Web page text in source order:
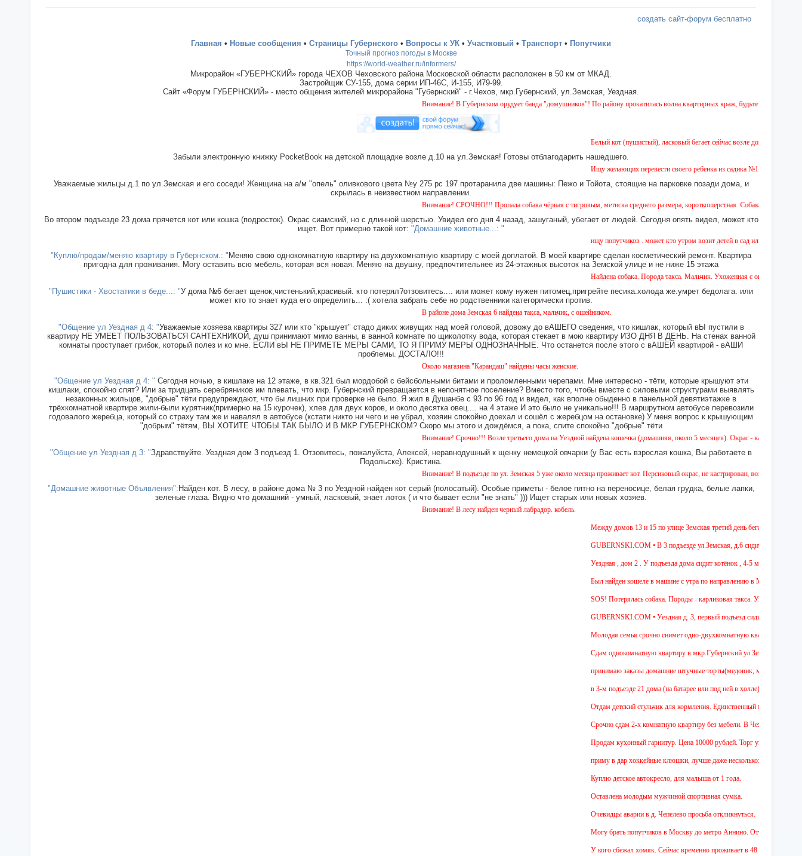
создать сайт-форум бесплатно
Главная • Новые сообщения • Страницы Губернского • Вопросы к УК • Участковый • Транспорт • Попутчики
Точный прогноз погоды в Москве
https://world-weather.ru/informers/
Микрорайон «ГУБЕРНСКИЙ» города ЧЕХОВ Чеховского района Московской области расположен в 50 км от МКАД.
Застройщик СУ-155, дома серии ИП-46С, И-155, И79-99.
Сайт «Форум ГУБЕРНСКИЙ» - место общения жителей микрорайона "Губернский" - г.Чехов, мкр.Губернский, ул.Земская, Уездная.
Внимание! В Губернском орудует банда "домушников"! По району прокатилась волна квартирных краж, будьте бдительны!
Белый кот (пушистый), ласковый бегает сейчас возле дома № 2 на
Забыли электронную книжку PocketBook на детской площадке возле д.10 на ул.Земская! Готовы отблагодарить нашедшего.
Ищу желающих перевести своего ребенка из садика №11 в садик № 26.
Уважаемые жильцы д.1 по ул.Земская и его соседи! Женщина на а/м "опель" оливкового цвета №у 275 рс 197 протаранила две машины: Пежо и Тойота, стоящие на парковке позади дома, и
скрылась в неизвестном направлении.
Внимание! СРОЧНО!!! Пропала собака чёрная с тигровым, метиска среднего размера, короткошерстная. Собака пугливая, не
Во втором подъезде 23 дома прячется кот или кошка (подросток). Окрас сиамский, но с длинной шерстью. Увидел его дня 4 назад, зашуганый, убегает от людей. Сегодня опять видел, может кто
ищет. Вот примерно такой кот: "Домашние животные...: "
ищу попутчиков . может кто утром возит детей в сад или в школу в
"Куплю/продам/меняю квартиру в Губернском.: " Меняю свою однокомнатную квартиру на двухкомнатную квартиру с моей доплатой. В моей квартире сделан косметический ремонт. Квартира
пригодна для проживания. Могу оставить всю мебель, которая вся новая. Меняю на двушку, предпочтительнее из 24-этажных высоток на Земской улице и не ниже 15 этажа
Найдена собака. Порода такса. Мальчик. Ухоженная с ошейником.
"Пушистики - Хвостатики в беде...: "У дома №6 бегает щенок,чистенький,красивый. кто потерял?отзовитесь.... или может кому нужен питомец,пригрейте песика.холода же.умрет бедолага. или
может кто то знает куда его определить... :( хотела забрать себе но родственники категорически против.
В районе дома Земская 6 найдена такса, мальчик, с ошейником.
"Общение ул Уездная д 4: "Уважаемые хозяева квартиры 327 или кто "крышует" стадо диких живущих над моей головой, довожу до вАШЕГО сведения, что кишлак, который вЫ пустили в
квартиру НЕ УМЕЕТ ПОЛЬЗОВАТЬСЯ САНТЕХНИКОЙ, душ принимают мимо ванны, в ванной комнате по щиколотку вода, которая стекает в мою квартиру ИЗО ДНЯ В ДЕНЬ. На стенах ванной
комнаты проступает грибок, который полез и ко мне. ЕСЛИ вЫ НЕ ПРИМЕТЕ МЕРЫ САМИ, ТО Я ПРИМУ МЕРЫ ОДНОЗНАЧНЫЕ. Что останется после этого с вАШЕЙ квартирой - вАШИ
проблемы. ДОСТАЛО!!!
Около магазина "Карандаш" найдены часы женские.
"Общение ул Уездная д 4: " Сегодня ночью, в кишлаке на 12 этаже, в кв.321 был мордобой с бейсбольными битами и проломленными черепами. Мне интересно - тёти, которые крышуют эти
кишлаки, спокойно спят? Или за тридцать серебряников им плевать, что мкр. Губернский превращается в непонятное поселение? Вместо того, чтобы вместе с силовыми структурами выявлять
незаконных жильцов, "добрые" тёти предупреждают, что бы лишних при проверке не было. Я жил в Душанбе с 93 по 96 год и видел, как вполне обыденно в панельной девятиэтажке в
трёхкомнатной квартире жили-были курятник(примерно на 15 курочек), хлев для двух коров, и около десятка овец.... на 4 этаже И это было не уникально!!! В маршрутном автобусе перевозили
годовалого жеребца, который со страху там же и навалял в автобусе (кстати никто ни чего и не убрал, хозяин спокойно доехал и сошёл с жеребцом на остановке) У меня вопрос к крышующим
"добрым" тётям, ВЫ ХОТИТЕ ЧТОБЫ ТАК БЫЛО И В МКР ГУБЕРНСКОМ? Скоро мы этого и дождёмся, а пока, спите спокойно "добрые" тёти
Внимание! Срочно!!! Возле третьего дома на Уездной найдена кошечка (домашняя, около 5 месяцев). Окрас - камышовый, на один
"Общение ул Уездная д 3: "Здравствуйте. Уездная дом 3 подъезд 1. Отзовитесь, пожалуйста, Алексей, неравнодушный к щенку немецкой овчарки (у Вас есть взрослая кошка, Вы работаете в
Подольске). Кристина.
Внимание! В подъезде по ул. Земская 5 уже около месяца проживает кот. Персиковый окрас, не кастрирован, возраст менее года,
"Домашние животные Объявления": Найден кот. В лесу, в районе дома № 3 по Уездной найден кот серый (полосатый). Особые приметы - белое пятно на переносице, белая грудка, белые лапки,
зеленые глаза. Видно что домашний - умный, ласковый, знает лоток ( и что бывает если "не знать" ))) Ищет старых или новых хозяев.
Внимание! В лесу найден черный лабрадор. кобель.
Между домов 13 и 15 по улице Земская третий день бегает собака из
GUBERNSKI.COM • В 3 подъезде ул.Земская, д.6 сидит очень
Уездная , дом 2 . У подъезда дома сидит котёнок , 4-5 мес , девочка.
Был найден кошеле в машине с утра по направлению в Москву,девушка
SOS! Потерялась собака. Породы - карликовая такса. Уважаемые
GUBERNSKI.COM • Уездная д. 3, первый подъезд сидит
Молодая семья срочно снимет одно-двухкомнатную квартиру на
Cдам однокомнатную квартиру в мкр.Губернский ул.Земская. Ремонт от
принимаю заказы домашние штучные торты(медовик, муравейник,
в 3-м подъезде 21 дома (на батарее или под ней в холле) тоскует и
Отдам детский стульчик для кормления. Единственный минус - нет
Срочно сдам 2-х комнатную квартиру без мебели. В Чехове буду после
Продам кухонный гарнитур. Цена 10000 рублей. Торг уместен.
приму в дар хоккейные клюшки, лучше даже несколько:)
Куплю детское автокресло, для малыша от 1 года.
Оставлена молодым мужчиной спортивная сумка.
Очевидцы аварии в д. Чепелево просьба откликнуться.
Могу брать попутчиков в Москву до метро Аннино. Отъезд 6.45 от
У кого сбежал хомяк. Сейчас временно проживает в 48 квартире (9 этаж